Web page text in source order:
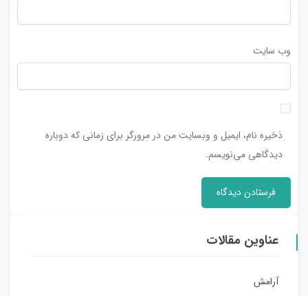
وب‌ سایت
ذخیره نام، ایمیل و وبسایت من در مرورگر برای زمانی که دوباره
دیدگاهی می‌نویسم.
عناوین مقالات
آرامش